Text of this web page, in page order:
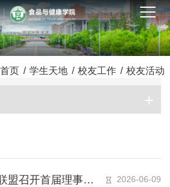
首页 / 学生天地 / 校友工作 / 校友活动
2026-06-09
盟召开首届理事会